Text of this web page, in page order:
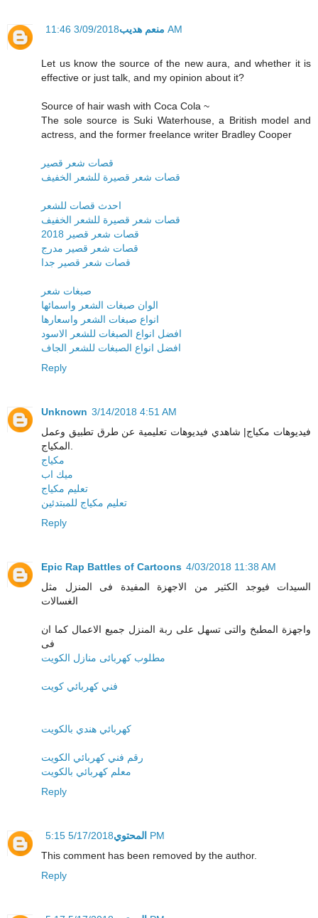
منعم هديب 3/09/2018 11:46 AM
Let us know the source of the new aura, and whether it is
effective or just talk, and my opinion about it?
Source of hair wash with Coca Cola ~
The sole source is Suki Waterhouse, a British model and
actress, and the former freelance writer Bradley Cooper
قصات شعر قصير
قصات شعر قصيرة للشعر الخفيف
احدث قصات للشعر
قصات شعر قصيرة للشعر الخفيف
قصات شعر قصير 2018
قصات شعر قصير مدرج
قصات شعر قصير جدا
صبغات شعر
الوان صبغات الشعر واسمائها
انواع صبغات الشعر واسعارها
افضل انواع الصبغات للشعر الاسود
افضل انواع الصبغات للشعر الجاف
Reply
Unknown 3/14/2018 4:51 AM
فيديوهات مكياج| شاهدي فيديوهات تعليمية عن طرق تطبيق وعمل
مكياج
ميك اب
تعليم مكياج
تعليم مكياج للمبتدئين
Reply
Epic Rap Battles of Cartoons 4/03/2018 11:38 AM
السيدات فيوجد الكثير من الاجهزة المفيدة فى المنزل مثل
الغسالات
واجهزة المطبخ والتى تسهل على ربة المنزل جميع الاعمال كما ان
فى
مطلوب كهربائى منازل الكويت
فني كهربائي كويت
كهربائي هندي بالكويت
رقم فني كهربائي الكويت
معلم كهربائي بالكويت
Reply
المحتوي 5/17/2018 5:15 PM
This comment has been removed by the author.
Reply